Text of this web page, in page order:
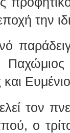
την
τον
ο